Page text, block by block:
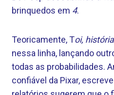
brinquedos em 4.
Teoricamente, Toi,
nessa linha, lançando
todas as probabilidades.
confiável da Pixar,